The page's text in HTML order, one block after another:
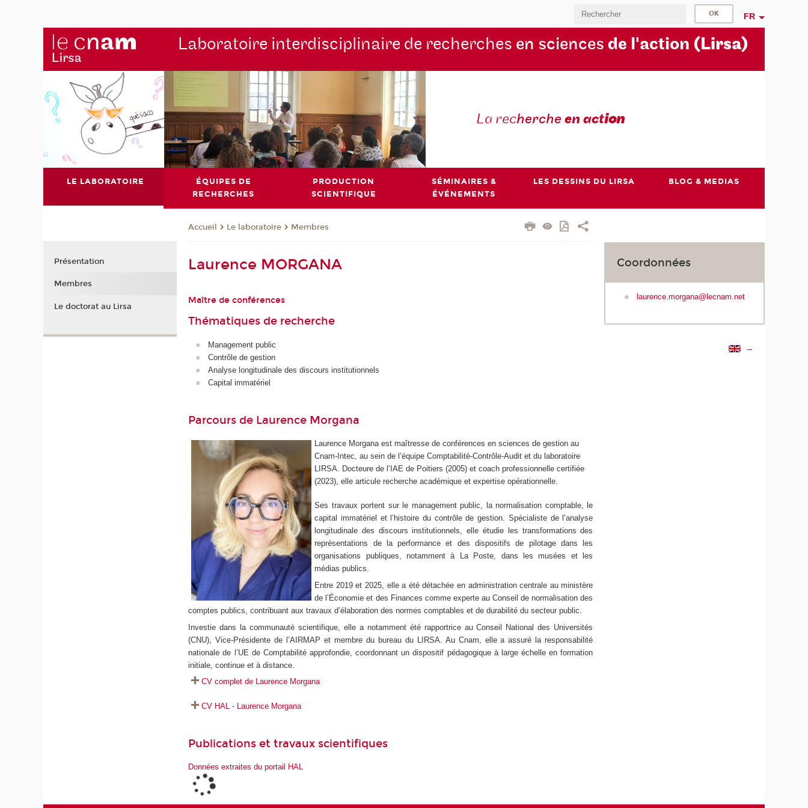
FR
Laboratoire interdisciplinaire de recherches en sciences de l'action (Lirsa)
La recherche en action
LE LABORATOIRE
ÉQUIPES DE
RECHERCHES
PRODUCTION
SCIENTIFIQUE
SÉMINAIRES &
ÉVÉNEMENTS
LES DESSINS DU LIRSA BLOG & MEDIAS
Accueil Le laboratoire Membres
Laurence MORGANA
Maître de conférences
Thématiques de recherche
Management public
Contrôle de gestion
Analyse longitudinale des discours institutionnels
Capital immatériel
Parcours de Laurence Morgana
Laurence Morgana est maîtresse de conférences en sciences de gestion au
Cnam-Intec, au sein de l’équipe Comptabilité-Contrôle-Audit et du laboratoire
LIRSA. Docteure de l’IAE de Poitiers (2005) et coach professionnelle certifiée
(2023), elle articule recherche académique et expertise opérationnelle.
Ses travaux portent sur le management public, la normalisation comptable, le
capital immatériel et l’histoire du contrôle de gestion. Spécialiste de l’analyse
longitudinale des discours institutionnels, elle étudie les transformations des
représentations de la performance et des dispositifs de pilotage dans les
organisations publiques, notamment à La Poste, dans les musées et les
médias publics.
Entre 2019 et 2025, elle a été détachée en administration centrale au ministère
de l’Économie et des Finances comme experte au Conseil de normalisation des
comptes publics, contribuant aux travaux d’élaboration des normes comptables et de durabilité du secteur public.
Investie dans la communauté scientifique, elle a notamment été rapportrice au Conseil National des Universités
(CNU), Vice-Présidente de l’AIRMAP et membre du bureau du LIRSA. Au Cnam, elle a assuré la responsabilité
nationale de l’UE de Comptabilité approfondie, coordonnant un dispositif pédagogique à large échelle en formation
initiale, continue et à distance.
CV complet de Laurence Morgana
CV HAL - Laurence Morgana
Publications et travaux scientifiques
Données extraites du portail HAL
Coordonnées
laurence.morgana@lecnam.net
→
Présentation
Membres
Le doctorat au Lirsa